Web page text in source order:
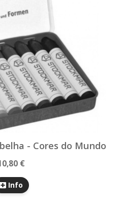
- Cores do Mundo
€
Info